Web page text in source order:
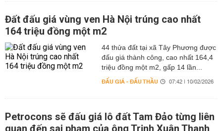
Đất đấu giá vùng ven Hà Nội trúng cao nhất
164 triệu đồng một m2
44 thửa đất tại xã Tây Phương được
đấu giá thành công, cao nhất 164,4
triệu đồng một m2, gấp 14 lần...
ĐẤU GIÁ - ĐẤU THẦU 07:42 | 10/02/2026
Petrocons sẽ đấu giá lô đất Tam Đảo từng liên
quan đến sai phạm của ông Trịnh Xuân Thanh